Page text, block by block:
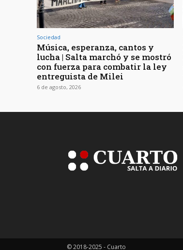
Sociedad
Música, esperanza, cantos y
lucha | Salta marchó y se mostró
con fuerza para combatir la ley
entreguista de Milei
6 de agosto, 2026
© 2018-2025 - Cuarto